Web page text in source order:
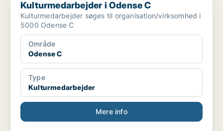
Kulturmedarbejder i Odense C
Kulturmedarbejder søges til organisation/virksomhed i
5000 Odense C
Område
Odense C
Type
Kulturmedarbejder
Mere info